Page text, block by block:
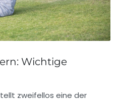
Wichtige
zweifellos eine der